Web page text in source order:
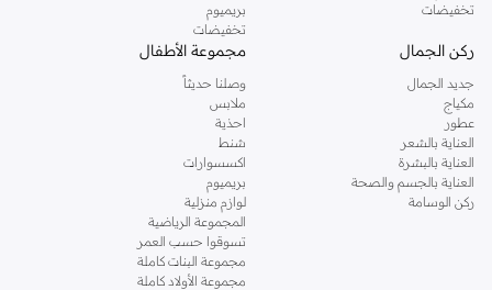
تخفيضات
بريميوم
تخفيضات
ركن الجمال
جديد الجمال
مكياج
عطور
العناية بالشعر
العناية بالبشرة
العناية بالجسم والصحة
ركن الوسامة
مجموعة الأطفال
وصلنا حديثاً
ملابس
احذية
شنط
اكسسوارات
بريميوم
لوازم منزلية
المجموعة الرياضية
تسوقوا حسب العمر
مجموعة البنات كاملة
مجموعة الأولاد كاملة